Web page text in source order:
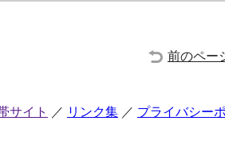
前のペー
サイト リンク集 プライバシー